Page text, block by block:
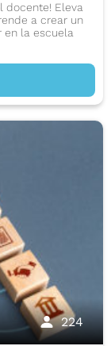
docente! Eleva
a crear un
la escuela
224